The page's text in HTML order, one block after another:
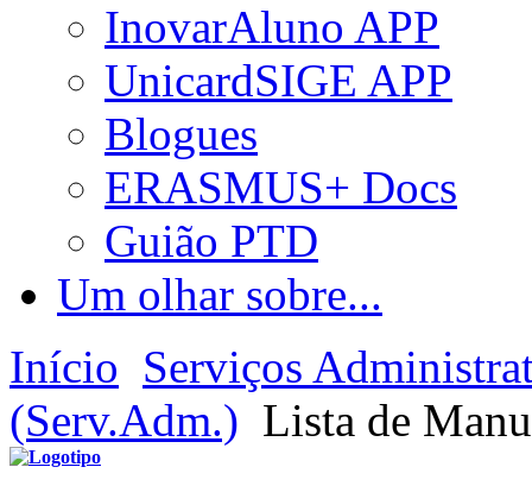
InovarAluno APP
UnicardSIGE APP
Blogues
ERASMUS+ Docs
Guião PTD
Um olhar sobre...
Início Serviços
(Serv.Adm.) Lista de